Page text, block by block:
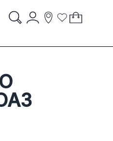
Search
Account
Storelocator
Wish List
My Cart